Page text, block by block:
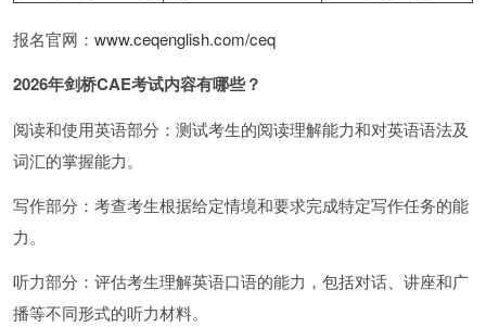
报名官网： www.ceqenglish.com/ceq
2026年剑桥CAE考试内容有哪些？
阅读和使用英语部分：测试考生的阅读理解能力和对英语语法及
词汇的掌握能力。
写作部分：考查考生根据给定情境和要求完成特定写作任务的能
力。
听力部分：评估考生理解英语口语的能力，包括对话、讲座和广
播等不同形式的听力材料。